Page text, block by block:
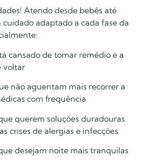
Atendo desde bebês até
cuidado adaptado a cada fase da
cansado de tomar remédio e a
voltar
não aguentam mais recorrer a
com frequência
querem soluções duradouras
crises de alergias e infecções
desejam noite mais tranquilas